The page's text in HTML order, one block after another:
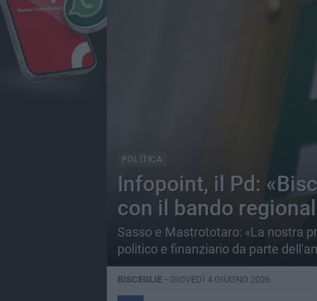
POLITICA
Infopoint, il Pd:
con il bando
Sasso e Mastrototaro: «La nostra
politico e finanziario da parte
BISCEGLIE - GIOVEDÌ 4 GIUGNO 2026